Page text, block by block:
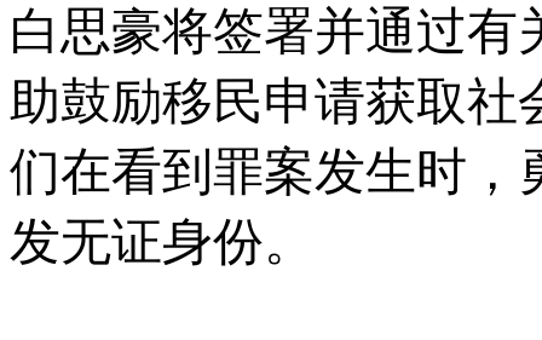
白思豪将签署并通过
助鼓励移民申请获取社
们在看到罪案发生时，
发无证身份。